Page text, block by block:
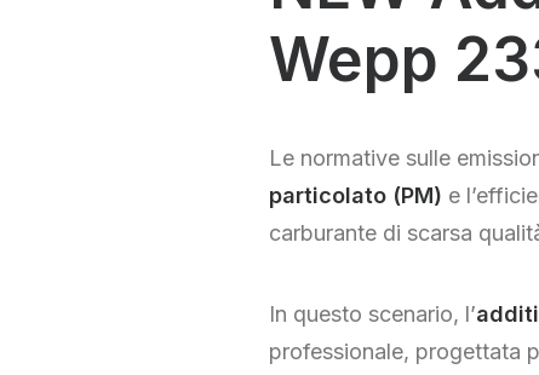
Wepp
Le normative sulle
particolato (PM) e
carburante di scarsa
In questo scenario, l’
professionale, progettata